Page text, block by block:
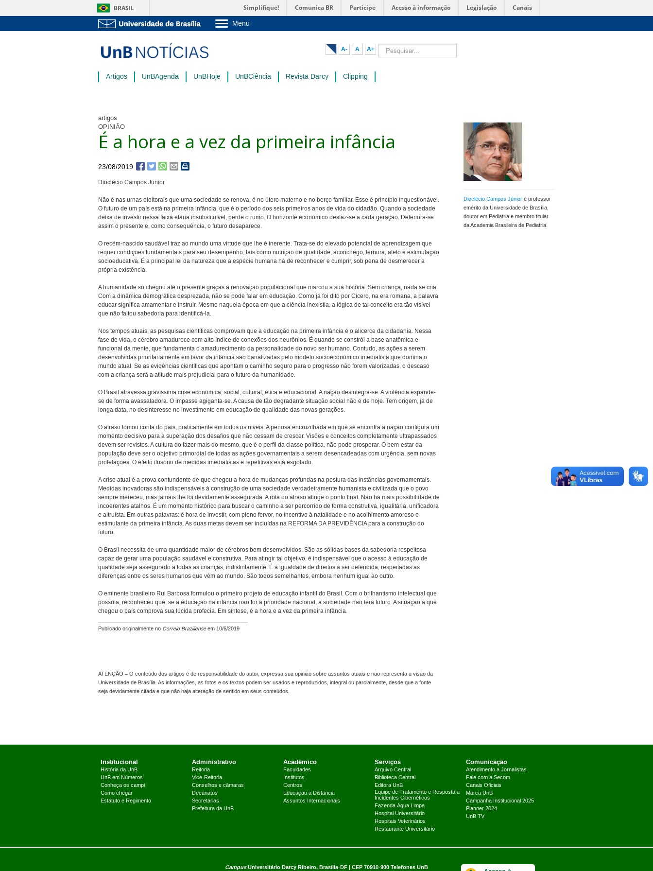
BRASIL Simplifique! Comunica BR Participe Acesso à informação Legislação Canais
Menu
Pós-Graduação
Administração
A- A A+ Pesquisar...
Artigos UnBAgenda UnBHoje UnBCiência Revista Darcy Clipping
artigos
OPINIÃO
Dioclécio Campos Júnior é professor
emérito da Universidade de Brasília,
doutor em Pediatria e membro titular
da Academia Brasileira de Pediatria.
É a hora e a vez da primeira infância
23/08/2019
Dioclécio Campos Júnior
Não é nas urnas eleitorais que uma sociedade se renova, é no útero materno e no berço familiar. Esse é princípio inquestionável.
O futuro de um país está na primeira infância, que é o período dos seis primeiros anos de vida do cidadão. Quando a sociedade
deixa de investir nessa faixa etária insubstituível, perde o rumo. O horizonte econômico desfaz-se a cada geração. Deteriora-se
assim o presente e, como consequência, o futuro desaparece.
O recém-nascido saudável traz ao mundo uma virtude que lhe é inerente. Trata-se do elevado potencial de aprendizagem que
requer condições fundamentais para seu desempenho, tais como nutrição de qualidade, aconchego, ternura, afeto e estimulação
socioeducativa. É a principal lei da natureza que a espécie humana há de reconhecer e cumprir, sob pena de desmerecer a
própria existência.
A humanidade só chegou até o presente graças à renovação populacional que marcou a sua história. Sem criança, nada se cria.
Com a dinâmica demográfica desprezada, não se pode falar em educação. Como já foi dito por Cícero, na era romana, a palavra
educar significa amamentar e instruir. Mesmo naquela época em que a ciência inexistia, a lógica de tal conceito era tão visível
que não faltou sabedoria para identificá-la.
Nos tempos atuais, as pesquisas científicas comprovam que a educação na primeira infância é o alicerce da cidadania. Nessa
fase de vida, o cérebro amadurece com alto índice de conexões dos neurônios. É quando se constrói a base anatômica e
funcional da mente, que fundamenta o amadurecimento da personalidade do novo ser humano. Contudo, as ações a serem
desenvolvidas prioritariamente em favor da infância são banalizadas pelo modelo socioeconômico imediatista que domina o
mundo atual. Se as evidências científicas que apontam o caminho seguro para o progresso não forem valorizadas, o descaso
com a criança será a atitude mais prejudicial para o futuro da humanidade.
O Brasil atravessa gravíssima crise econômica, social, cultural, ética e educacional. A nação desintegra-se. A violência expande-
se de forma avassaladora. O impasse agiganta-se. A causa de tão degradante situação social não é de hoje. Tem origem, já de
longa data, no desinteresse no investimento em educação de qualidade das novas gerações.
O atraso tomou conta do país, praticamente em todos os níveis. A penosa encruzilhada em que se encontra a nação configura um
momento decisivo para a superação dos desafios que não cessam de crescer. Visões e conceitos completamente ultrapassados
devem ser revistos. A cultura do fazer mais do mesmo, que é o perfil da classe política, não pode prosperar. O bem-estar da
população deve ser o objetivo primordial de todas as ações governamentais a serem desencadeadas com urgência, sem novas
protelações. O efeito ilusório de medidas imediatistas e repetitivas está esgotado.
A crise atual é a prova contundente de que chegou a hora de mudanças profundas na postura das instâncias governamentais.
Medidas inovadoras são indispensáveis à construção de uma sociedade verdadeiramente humanista e civilizada que o povo
sempre mereceu, mas jamais lhe foi devidamente assegurada. A rota do atraso atinge o ponto final. Não há mais possibilidade de
incoerentes atalhos. É um momento histórico para buscar o caminho a ser percorrido de forma construtiva, igualitária, unificadora
e altruísta. Em outras palavras: é hora de investir, com pleno fervor, no incentivo à natalidade e no acolhimento amoroso e
estimulante da primeira infância. As duas metas devem ser incluídas na REFORMA DA PREVIDÊNCIA para a construção do
futuro.
O Brasil necessita de uma quantidade maior de cérebros bem desenvolvidos. São as sólidas bases da sabedoria respeitosa
capaz de gerar uma população saudável e construtiva. Para atingir tal objetivo, é indispensável que o acesso à educação de
qualidade seja assegurado a todas as crianças, indistintamente. É a igualdade de direitos a ser defendida, respeitadas as
diferenças entre os seres humanos que vêm ao mundo. São todos semelhantes, embora nenhum igual ao outro.
O eminente brasileiro Rui Barbosa formulou o primeiro projeto de educação infantil do Brasil. Com o brilhantismo intelectual que
possuía, reconheceu que, se a educação na infância não for a prioridade nacional, a sociedade não terá futuro. A situação a que
chegou o país comprova sua lúcida profecia. Em síntese, é a hora e a vez da primeira infância.
Publicado originalmente no Correio Brazilienseem 10/6/2019
ATENÇÃO – O conteúdo dos artigos é de responsabilidade do autor, expressa sua opinião sobre assuntos atuais e não representa a visão da
Universidade de Brasília. As informações, as fotos e os textos podem ser usados e reproduzidos, integral ou parcialmente, desde que a fonte
seja devidamente citada e que não haja alteração de sentido em seus conteúdos.
Institucional
História da UnB
UnB em Números
Conheça os campi
Como chegar
Estatuto e Regimento
Administrativo
Reitoria
Vice-Reitoria
Conselhos e câmaras
Decanatos
Secretarias
Prefeitura da UnB
Acadêmico
Faculdades
Institutos
Centros
Educação a Distância
Assuntos Internacionais
Serviços
Arquivo Central
Biblioteca Central
Editora UnB
Equipe de Tratamento e Resposta a
Incidentes Cibernéticos
Fazenda Água Limpa
Hospital Universitário
Hospitais Veterinários
Restaurante Universitário
Comunicação
Atendimento a Jornalistas
Fale com a Secom
Canais Oficiais
Marca UnB
Campanha Institucional 2025
Planner 2024
UnB TV
CampusUniversitário Darcy Ribeiro, Brasília-DF | CEP 70910-900 Telefones UnB